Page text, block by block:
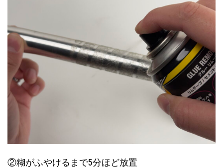
②糊がふやけるまで5分ほど放置